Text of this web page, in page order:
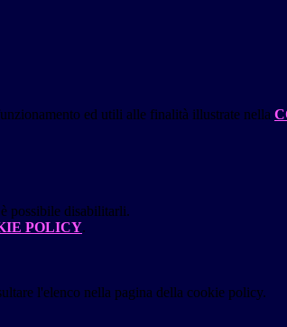
ed utili alle finalità illustrate nella
possibile disabilitarli.
POLICY.
l'elenco nella pagina della cookie policy.